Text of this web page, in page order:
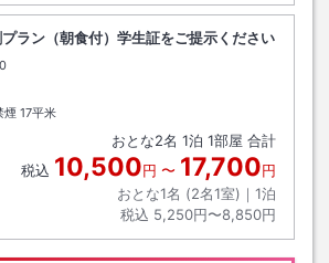
プラン（朝食付）学生証をご提示ください
クアウト
煙 17平米
おとな2名 1泊 1部屋 合計
税込 10,500円 〜 17,700円
おとな1名 (2名1室)｜ 1泊
税込 5,250円〜8,850円